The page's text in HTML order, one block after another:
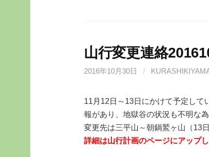
山行変更連絡
2016年10月30日 /
11月12日～13日にかけて予定して
報があり、地獄谷の状況も不明な
変更先は三平山～朝鍋鷲ヶ山（13
詳細は山行計画のページにアップし